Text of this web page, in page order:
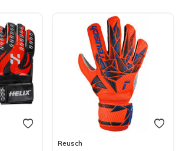
Reusch